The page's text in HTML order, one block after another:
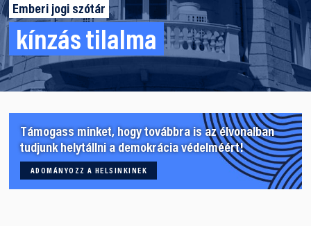
Emberi jogi szótár
kínzás tilalma
Támogass minket, hogy továbbra is az élvonalban
tudjunk helytállni a demokrácia védelméért!
ADOMÁNYOZZ A HELSINKINEK